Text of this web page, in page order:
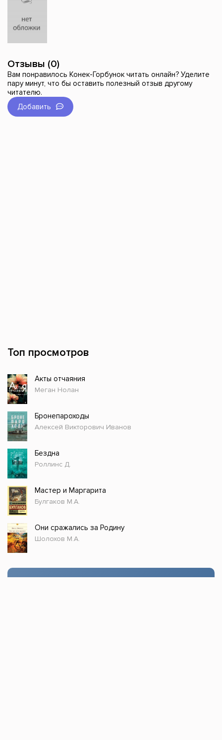
Отзывы (0)
Вам понравилось Конек-Горбунок читать онлайн? Уделите
пару минут, что бы оставить полезный отзыв другому
читателю.
Добавить
Топ просмотров
Акты отчаяния
Меган Нолан
Бронепароходы
Алексей Викторович Иванов
Бездна
Роллинс Д.
Мастер и Маргарита
Булгаков М.А.
Они сражались за Родину
Шолохов М.А.